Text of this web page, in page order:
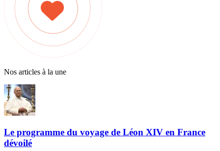
Nos articles à la une
Le programme du voyage de Léon XIV en France
dévoilé